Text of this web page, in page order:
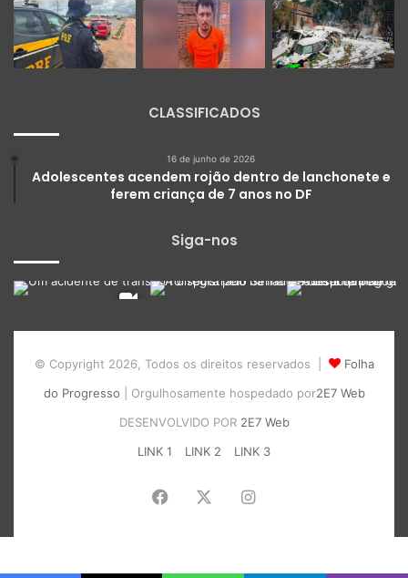
CLASSIFICADOS
16 de junho de 2026
Adolescentes acendem rojão dentro de lanchonete e
ferem criança de 7 anos no DF
Siga-nos
© Copyright 2026, Todos os direitos reservados |
Folha
do Progresso | Orgulhosamente hospedado por2E7 Web
DESENVOLVIDO POR 2E7 Web
LINK 1
LINK 2 LINK 3
Facebook Instagram